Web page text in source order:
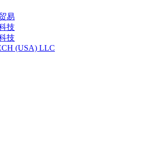
易
技
技
(USA) LLC